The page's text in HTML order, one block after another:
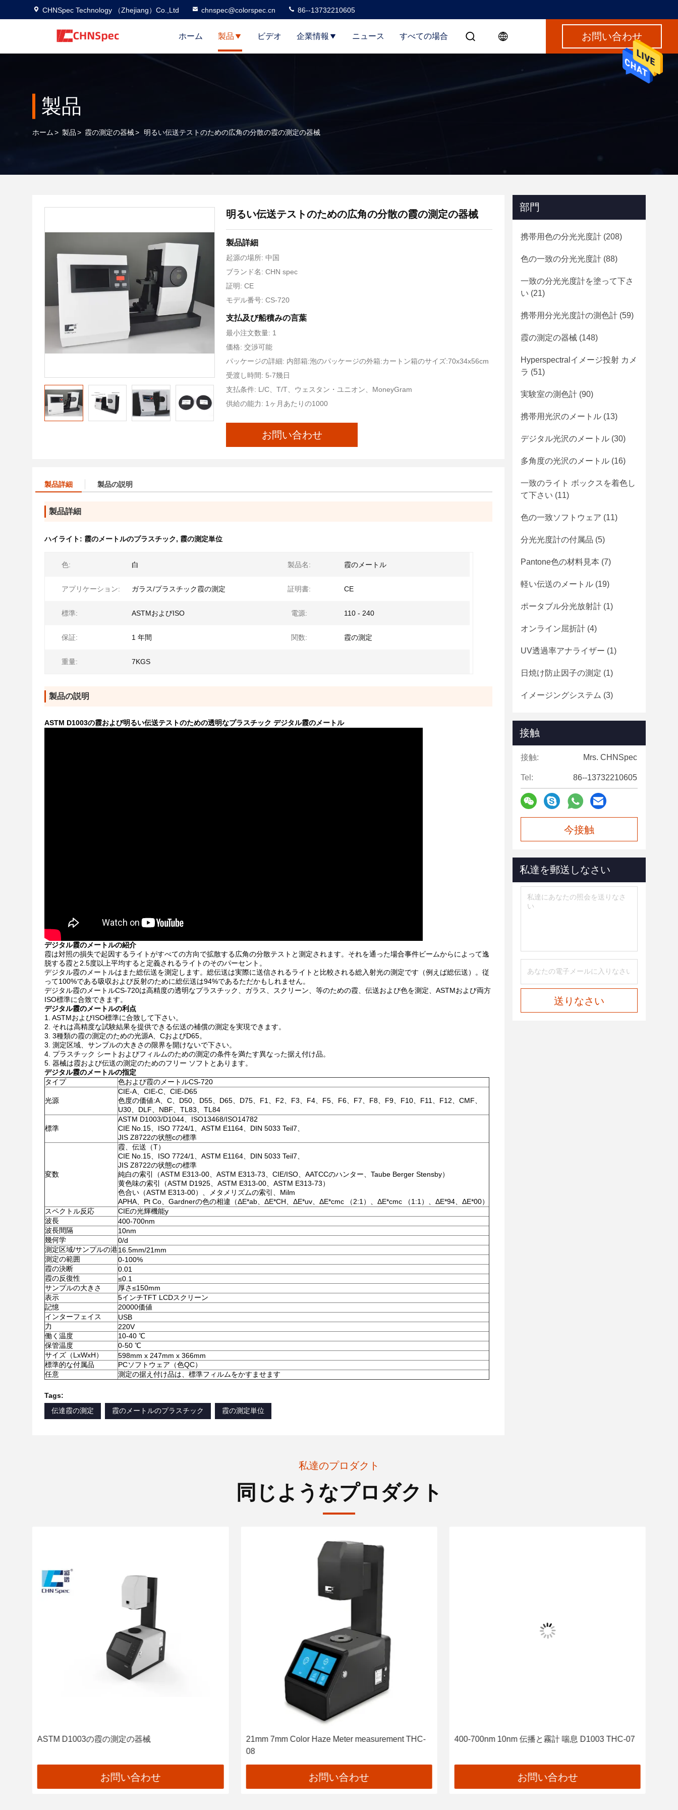
CHNSpec Technology （Zhejiang）Co.,Ltd chnspec@colorspec.cn 86--13732210605
ホーム 製品 ビデオ 企業情報 ニュース すべての場合 お問い合わせ
製品
ホーム> 製品> 霞の測定の器械> 明るい伝送テストのための広角の分散の霞の測定の器械
明るい伝送テストのための広角の分散の霞の測定の器械
製品詳細
起源の場所: 中国
ブランド名: CHN spec
証明: CE
モデル番号: CS-720
支払及び船積みの言葉
最小注文数量: 1
価格: 交渉可能
パッケージの詳細: 内部箱:泡のパッケージの外箱:カートン箱のサイズ:70x34x56cm
受渡し時間: 5-7幾日
支払条件: L/C、T/T、ウェスタン・ユニオン、MoneyGram
供給の能力: 1ヶ月あたりの1000
お問い合わせ
製品詳細 製品の説明
製品詳細
ハイライト: 霞のメートルのプラスチック, 霞の測定単位
色: 白 製品名: 霞のメートル
アプリケーション: ガラス/プラスチック霞の測定 証明書: CE
標準: ASTMおよびISO 電源: 110 - 240
保証: 1 年間 関数: 霞の測定
重量: 7KGS
製品の説明
ASTM D1003の霞および明るい伝送テストのための透明なプラスチック デジタル霞のメートル
デジタル霞のメートルの紹介
霞は対照の損失で起因するライトがすべての方向で拡散する広角の分散テストと測定されます。それを通った場合事件ビームからによって逸
脱する霞と2.5度以上平均すると定義されるライトのそのパーセント。
デジタル霞のメートルはまた総伝送を測定します。総伝送は実際に送信されるライトと比較される総入射光の測定です（例えば総伝送）。従
って100%である吸収および反射のために総伝送は94%であるただかもしれません。
デジタル霞のメートルCS-720は高精度の透明なプラスチック、ガラス、スクリーン、等のための霞、伝送および色を測定、ASTMおよび両方
ISO標準に合致できます。
デジタル霞のメートルの利点
1. ASTMおよびISO標準に合致して下さい。
2. それは高精度な試験結果を提供できる伝送の補償の測定を実現できます。
3. 3種類の霞の測定のための光源A、CおよびD65。
3. 測定区域、サンプルの大きさの限界を開けないで下さい。
4. プラスチック シートおよびフィルムのための測定の条件を満たす異なった据え付け品。
5. 器械は霞および伝送の測定のためのフリー ソフトとあります。
デジタル霞のメートルの指定
タイプ
色および霞のメートルCS-720
光源
CIE-A、CIE-C、CIE-D65
色度の価値:A、C、D50、D55、D65、D75、F1、F2、F3、F4、F5、F6、F7、F8、F9、F10、F11、F12、CMF、
U30、DLF、NBF、TL83、TL84
標準
ASTM D1003/D1044、ISO13468/ISO14782
CIE No.15、ISO 7724/1、ASTM E1164、DIN 5033 Teil7、
JIS Z8722の状態cの標準
変数
霞、伝送（T）
CIE No.15、ISO 7724/1、ASTM E1164、DIN 5033 Teil7、
JIS Z8722の状態cの標準
純白の索引（ASTM E313-00、ASTM E313-73、CIE/ISO、AATCCのハンター、Taube Berger Stensby）
黄色味の索引（ASTM D1925、ASTM E313-00、ASTM E313-73）
色合い（ASTM E313-00）、メタメリズムの索引、Milm
APHA、Pt Co、Gardnerの色の相違（ΔE*ab、ΔE*CH、ΔE*uv、ΔE*cmc （2:1）、ΔE*cmc （1:1）、ΔE*94、ΔE*00）
スペクトル反応
CIEの光輝機能y
波長
400-700nm
波長間隔
10nm
幾何学
0/d
測定区域/サンプルの港16.5mm/21mm
測定の範囲
0-100%
霞の決断
0.01
霞の反復性
≤0.1
サンプルの大きさ
厚さ≤150mm
表示
5インチTFT LCDスクリーン
記憶
20000価値
インターフェイス
USB
力
220V
働く温度
10-40 ℃
保管温度
0-50 ℃
サイズ（LxWxH）
598mm x 247mm x 366mm
標準的な付属品
PCソフトウェア（色QC）
任意
測定の据え付け品は、標準フィルムをかすませます
Tags:
伝達霞の測定
霞のメートルのプラスチック 霞の測定単位
部門
携帯用色の分光光度計 (208)
色の一致の分光光度計 (88)
一致の分光光度計を塗って下さ
い (21)
携帯用分光光度計の測色計 (59)
霞の測定の器械 (148)
Hyperspectralイメージ投射 カメ
ラ (51)
実験室の測色計 (90)
携帯用光沢のメートル (13)
デジタル光沢のメートル (30)
多角度の光沢のメートル (16)
一致のライト ボックスを着色し
て下さい (11)
色の一致ソフトウェア (11)
分光光度計の付属品 (5)
Pantone色の材料見本 (7)
軽い伝送のメートル (19)
ポータブル分光放射計 (1)
オンライン屈折計 (4)
UV透過率アナライザー (1)
日焼け防止因子の測定 (1)
イメージングシステム (3)
接触
接触: Mrs. CHNSpec
Tel: 86--13732210605
今接触
私達を郵送しなさい
送りなさい
私達のプロダクト
同じようなプロダクト
ASTM D1003の霞の測定の器械
お問い合わせ
21mm 7mm Color Haze Meter measurement THC-
08
お問い合わせ
400-700nm 10nm 伝播と霧計 喘息 D1003 THC-07
お問い合わせ